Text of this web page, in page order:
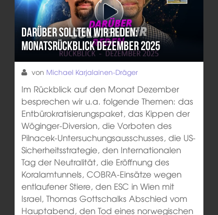
Darüber sollten wir reden:
Monatsrückblick Dezember 2025
von Michael Karjalainen-Dräger
Im Rückblick auf den Monat Dezember
besprechen wir u.a. folgende Themen: das
Entbürokratisierungspaket, das Kippen der
Wöginger-Diversion, die Vorboten des
Pilnacek-Untersuchungsausschusses, die US-
Sicherheitsstrategie, den Internationalen
Tag der Neutralität, die Eröffnung des
Koralamtunnels, COBRA-Einsätze wegen
entlaufener Stiere, den ESC in Wien mit
Israel, Thomas Gottschalks Abschied vom
Hauptabend, den Tod eines norwegischen